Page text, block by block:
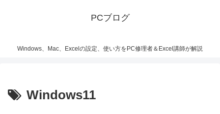
PCブログ
Windows、Mac、Excelの設定、使い方をPC修理者＆Excel講師が解説
Windows11